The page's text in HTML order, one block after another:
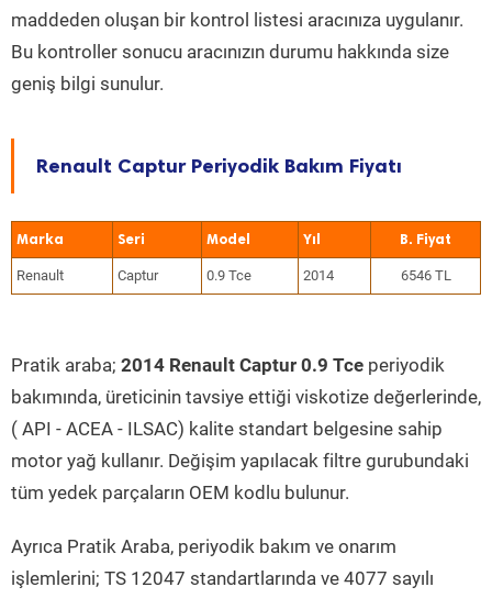
maddeden oluşan bir kontrol listesi aracınıza uygulanır.
Bu kontroller sonucu aracınızın durumu hakkında size
geniş bilgi sunulur.
Renault Captur Periyodik Bakım Fiyatı
Marka Seri Model Yıl
Renault Captur 0.9 Tce 2014 6546 TL
Pratik araba; 2014 Renault Captur 0.9 Tce periyodik
bakımında, üreticinin tavsiye ettiği viskotize değerlerinde,
( API - ACEA - ILSAC) kalite standart belgesine sahip
motor yağ kullanır. Değişim yapılacak filtre gurubundaki
tüm yedek parçaların OEM kodlu bulunur.
Ayrıca Pratik Araba, periyodik bakım ve onarım
işlemlerini; TS 12047 standartlarında ve 4077 sayılı